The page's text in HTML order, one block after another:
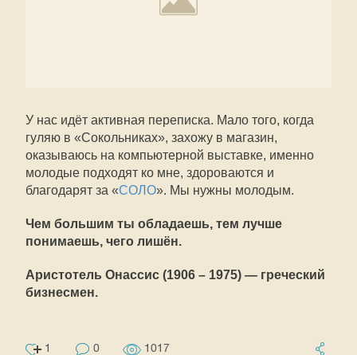
У нас идёт активная переписка. Мало того, когда
гуляю в «Сокольниках», захожу в магазин,
оказываюсь на компьютерной выставке, именно
молодые подходят ко мне, здороваются и
благодарят за «СОЛО». Мы нужны молодым.
Чем большим ты обладаешь, тем лучше
понимаешь, чего лишён.
Аристотель Онассис (1906 – 1975) — греческий
бизнесмен.
1 0 1017